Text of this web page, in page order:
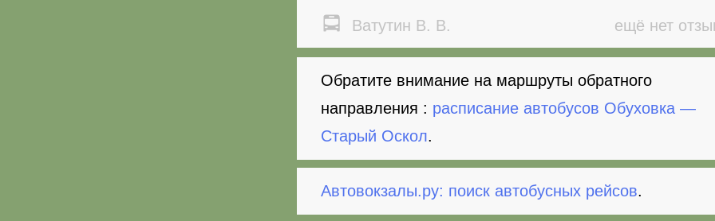
Ватутин В. В. ещё нет
Обратите внимание на маршруты обратного
направления : расписание автобусов Обуховка —
Старый Оскол.
Автовокзалы.ру: поиск автобусных рейсов.